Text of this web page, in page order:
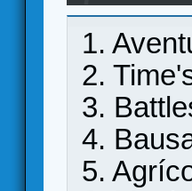
1.
2.
3.
4.
5.